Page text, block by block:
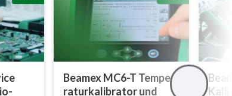
Beamex MC6-T Tem­pe­
ra­tur­ka­li­bra­tor und